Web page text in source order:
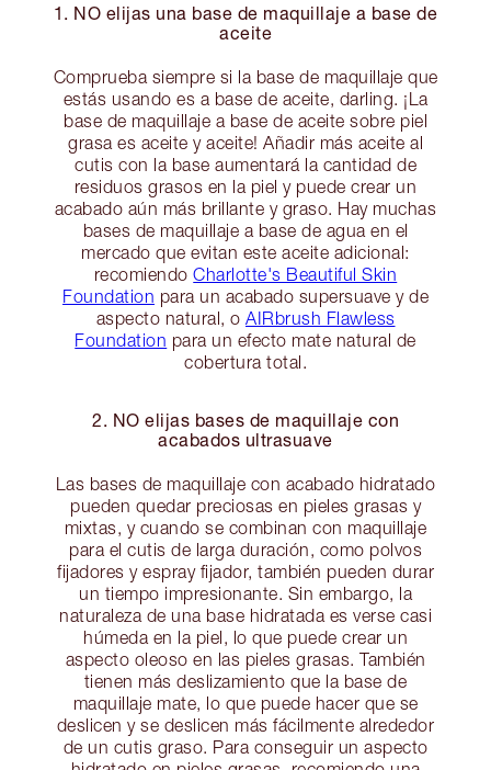
1. NO elijas una base de maquillaje a base de
aceite
Comprueba siempre si la base de maquillaje que
estás usando es a base de aceite, darling. ¡La
base de maquillaje a base de aceite sobre piel
grasa es aceite y aceite! Añadir más aceite al
cutis con la base aumentará la cantidad de
residuos grasos en la piel y puede crear un
acabado aún más brillante y graso. Hay muchas
bases de maquillaje a base de agua en el
mercado que evitan este aceite adicional:
recomiendoCharlotte's Beautiful Skin
Foundation para un acabado supersuave y de
aspecto natural, o AIRbrush Flawless
Foundation para un efecto mate natural de
cobertura total.
2. NO elijas bases de maquillaje con
acabados ultrasuave
Las bases de maquillaje con acabado hidratado
pueden quedar preciosas en pieles grasas y
mixtas, y cuando se combinan con maquillaje
para el cutis de larga duración, como polvos
fijadores y espray fijador, también pueden durar
un tiempo impresionante. Sin embargo, la
naturaleza de una base hidratada es verse casi
húmeda en la piel, lo que puede crear un
aspecto oleoso en las pieles grasas. También
tienen más deslizamiento que la base de
maquillaje mate, lo que puede hacer que se
deslicen y se deslicen más fácilmente alrededor
de un cutis graso. Para conseguir un aspecto